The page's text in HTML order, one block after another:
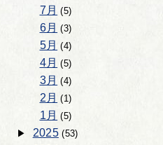
7月 (5)
6月 (3)
5月 (4)
4月 (5)
3月 (4)
2月 (1)
1月 (5)
2025(53)